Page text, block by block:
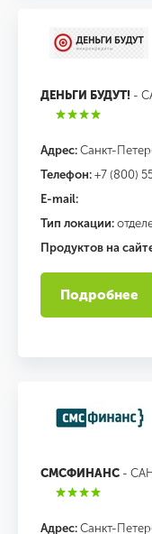
ДЕНЬГИ БУДУТ! -
Адрес: Санкт-
Телефон: +7 (800)
E-mail:
Тип локации:
Продуктов на
Подробнее
СМСФИНАНС -
Адрес: Санкт-